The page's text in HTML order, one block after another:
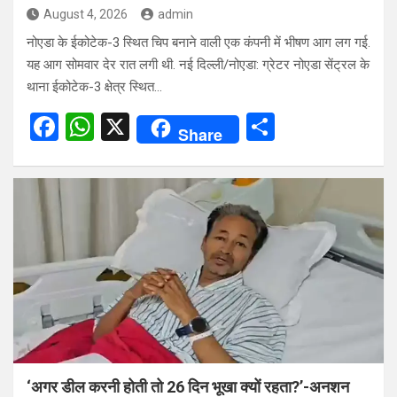
August 4, 2026 admin
नोएडा के ईकोटेक-3 स्थित चिप बनाने वाली एक कंपनी में भीषण आग लग गई.
यह आग सोमवार देर रात लगी थी. नई दिल्ली/नोएडा: ग्रेटर नोएडा सेंट्रल के
थाना ईकोटेक-3 क्षेत्र स्थित…
F
ce
b
o
o
W
at
p
p
X Share
ar
‘अगर डील करनी होती तो 26 दिन भूखा क्यों रहता?’-अनशन